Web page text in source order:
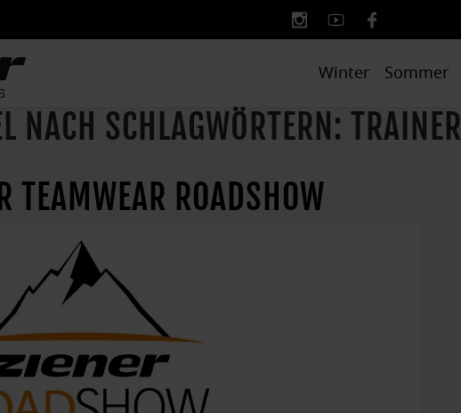
Winter Sommer
NACH SCHLAGWÖRTERN: TRAINER
TEAMWEAR ROADSHOW